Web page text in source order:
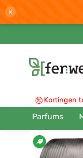
×
Kortingen
Parfums